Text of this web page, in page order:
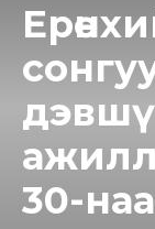
30-